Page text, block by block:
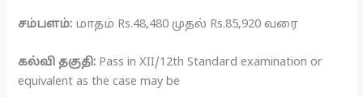
சம்பளம்: மாதம் Rs.48,480 முதல் Rs.85,920 வரை
கல்வி தகுதி: Pass in XII/12th Standard examination or
equivalent as the case may be